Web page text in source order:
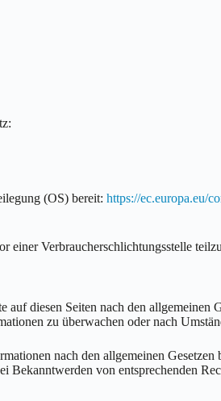
(OS) bereit: https://ec.europa.eu/
einer Verbraucherschlichtungsstelle
diesen Seiten nach den
zu überwachen oder nach
nach den allgemeinen
von entsprechenden